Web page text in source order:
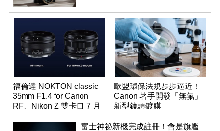
福倫達 NOKTON classic
35mm F1.4 for Canon
RF、Nikon Z 雙卡口 7 月
同步登台
歐盟環保法規步步逼近！
Canon 著手開發「無氟」
新型鏡頭鍍膜
富士神祕新機完成註冊！會是旗艦